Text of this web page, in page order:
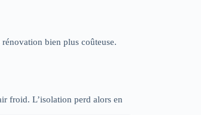
bien plus coûteuse.
froid. L’isolation perd alors en